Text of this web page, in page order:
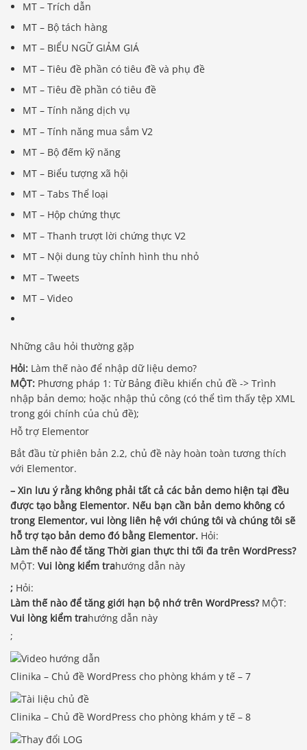
MT – Trích dẫn
MT – Bộ tách hàng
MT – BIỂU NGỮ GIẢM GIÁ
MT – Tiêu đề phần có tiêu đề và phụ đề
MT – Tiêu đề phần có tiêu đề
MT – Tính năng dịch vụ
MT – Tính năng mua sắm V2
MT – Bộ đếm kỹ năng
MT – Biểu tượng xã hội
MT – Tabs Thể loại
MT – Hộp chứng thực
MT – Thanh trượt lời chứng thực V2
MT – Nội dung tùy chỉnh hình thu nhỏ
MT – Tweets
MT – Video
Những câu hỏi thường gặp
Hỏi: Làm thế nào để nhập dữ liệu demo?
MỘT: Phương pháp 1: Từ Bảng điều khiển chủ đề -> Trình
nhập bản demo; hoặc nhập thủ công (có thể tìm thấy tệp XML
trong gói chính của chủ đề);
Hỗ trợ Elementor
Bắt đầu từ phiên bản 2.2, chủ đề này hoàn toàn tương thích
với Elementor.
– Xin lưu ý rằng không phải tất cả các bản demo hiện tại đều
được tạo bằng Elementor. Nếu bạn cần bản demo không có
trong Elementor, vui lòng liên hệ với chúng tôi và chúng tôi sẽ
hỗ trợ tạo bản demo đó bằng Elementor. Hỏi:
Làm thế nào để tăng Thời gian thực thi tối đa trên WordPress?
MỘT: Vui lòng kiểm trahướng dẫn này
; Hỏi:
Làm thế nào để tăng giới hạn bộ nhớ trên WordPress? MỘT:
Vui lòng kiểm trahướng dẫn này
;
Clinika – Chủ đề WordPress cho phòng khám y tế – 7
Clinika – Chủ đề WordPress cho phòng khám y tế – 8